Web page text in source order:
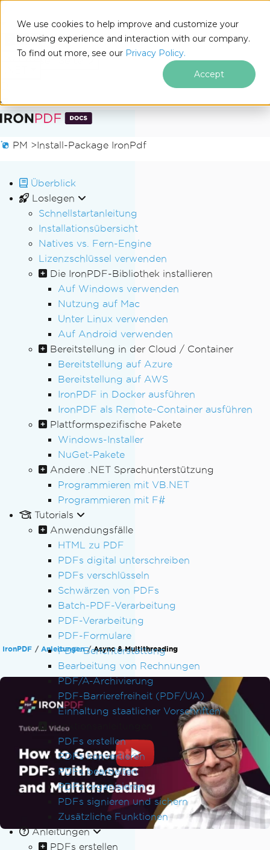
We use cookies to help improve and customize your
browsing experience and interaction with our company.
To find out more, see our Privacy Policy.
Accept
Zum Fußzeileninhalt springen
Docs
PM >Install-Package IronPdf
Überblick
Loslegen
Schnellstartanleitung
Installationsübersicht
Natives vs. Fern-Engine
Lizenzschlüssel verwenden
Die IronPDF-Bibliothek installieren
Auf Windows verwenden
Nutzung auf Mac
Unter Linux verwenden
Auf Android verwenden
Bereitstellung in der Cloud / Container
Bereitstellung auf Azure
Bereitstellung auf AWS
IronPDF in Docker ausführen
IronPDF als Remote-Container ausführen
Plattformspezifische Pakete
Windows-Installer
NuGet-Pakete
Andere .NET Sprachunterstützung
Programmieren mit VB.NET
Programmieren mit F#
Tutorials
Anwendungsfälle
HTML zu PDF
PDFs digital unterschreiben
PDFs verschlüsseln
Schwärzen von PDFs
Batch-PDF-Verarbeitung
PDF-Verarbeitung
PDF-Formulare
PDF-Berichterstattung
Bearbeitung von Rechnungen
PDF/A-Archivierung
PDF-Barrierefreiheit (PDF/UA)
Einhaltung staatlicher Vorschriften
Funktionsanleitungen
PDFs erstellen
PDFs konvertieren
PDFs bearbeiten
PDFs organisieren
PDFs signieren und sichern
Zusätzliche Funktionen
Anleitungen
PDFs erstellen
IronPDF Anleitungen Async & Multithreading